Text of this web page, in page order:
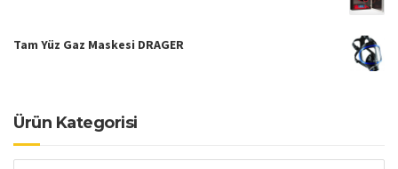
Tam Yüz Gaz Maskesi DRAGER
Ürün Kategorisi